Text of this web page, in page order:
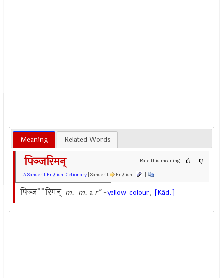
Meaning Related Words
Rate this meaning
पिञ्जरिमन्
A Sanskrit English Dictionary | Sanskrit English | |
पिञ्ज°°रिमन् m. m. a r° -yellow colour, [Kād.]